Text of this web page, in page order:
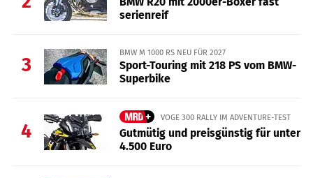
serienreif
3
BMW M 1000 RS NEU FÜR 2027
Sport-Touring mit 218 PS vom BMW-
Superbike
4
VOGE 300 RALLY IM ADVENTURE-TEST
Gutmütig und preisgünstig für unter
4.500 Euro